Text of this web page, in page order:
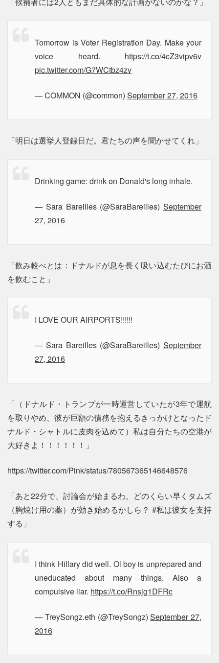
Tomorrow is Voter Registration Day. Make your
voice heard. https://t.co/4cZ3vipv6v
pic.twitter.com/G7WCtbz4zv
— COMMON (@common) September 27, 2016
「明日は選挙人登録日だ。君たちの声を聞かせてくれ」
Drinking game: drink on Donald's long inhale.
— Sara Bareilles (@SaraBareilles) September
27, 2016
「飲み較べとは：ドナルドが息を長く吸い込むたびにお酒
を飲むこと」
I LOVE OUR AIRPORTS!!!!!!
— Sara Bareilles (@SaraBareilles) September
27, 2016
「（ドナルド・トランプが一時運営していたが3年で運航
を取りやめ、彼が巨額の債務を抱えるきっかけとなったド
ナルド・シャトルに皮肉を込めて）私は自分たちの空港が
大好きよ！！！！！！」
https://twitter.com/Pink/status/780567365146648576
「あと22分で、討論会が始まるわ。どのくらい早くタムズ
（胸焼け用の薬）が効き始めるかしら？ #私は彼女を支持
する」
I think Hillary did well. Ol boy is unprepared and
uneducated about many things. Also a
compulsive liar. https://t.co/Rnsjg1DFRc
— TreySongz.eth (@TreySongz)September 27,
2016